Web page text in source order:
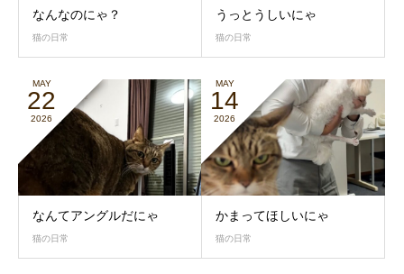
なんなのにゃ？
猫の日常
うっとうしいにゃ
猫の日常
MAY
22
2026
なんてアングルだにゃ
猫の日常
MAY
14
2026
かまってほしいにゃ
猫の日常